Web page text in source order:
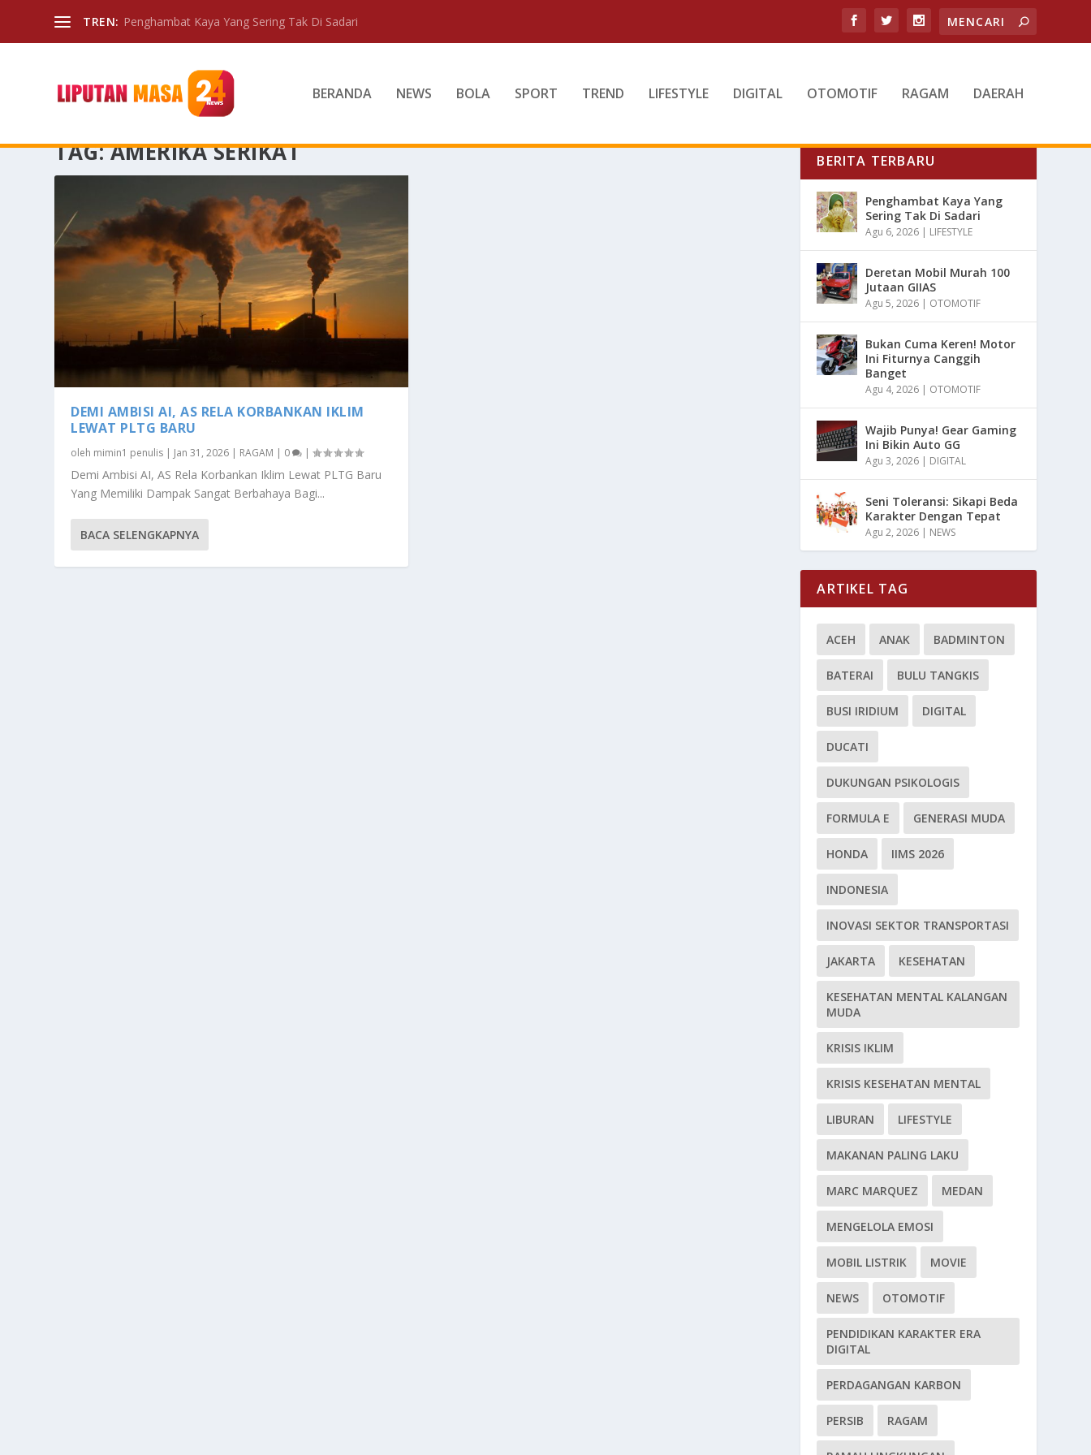
TREN: Penghambat Kaya Yang Sering Tak Di Sadari
BERANDA NEWS BOLA SPORT TREND LIFESTYLE DIGITAL OTOMOTIF RAGAM DAERAH
TAG:AMERIKA SERIKAT
DEMI AMBISI AI, AS RELA KORBANKAN IKLIM
LEWAT PLTG BARU
oleh mimin1 penulis | Jan 31, 2026 | RAGAM | 0 |
Demi Ambisi AI, AS Rela Korbankan Iklim Lewat PLTG Baru
Yang Memiliki Dampak Sangat Berbahaya Bagi...
BACA SELENGKAPNYA
BERITA TERBARU
Penghambat Kaya Yang
Sering Tak Di Sadari
Agu 6, 2026 | LIFESTYLE
Deretan Mobil Murah 100
Jutaan GIIAS
Agu 5, 2026 | OTOMOTIF
Bukan Cuma Keren! Motor
Ini Fiturnya Canggih
Banget
Agu 4, 2026 | OTOMOTIF
Wajib Punya! Gear Gaming
Ini Bikin Auto GG
Agu 3, 2026 | DIGITAL
Seni Toleransi: Sikapi Beda
Karakter Dengan Tepat
Agu 2, 2026 | NEWS
ARTIKEL TAG
ACEH ANAK BADMINTON
BATERAI BULU TANGKIS
BUSI IRIDIUM DIGITAL
DUCATI
DUKUNGAN PSIKOLOGIS
FORMULA E GENERASI MUDA
HONDA IIMS 2026
INDONESIA
INOVASI SEKTOR TRANSPORTASI
JAKARTA KESEHATAN
KESEHATAN MENTAL KALANGAN
MUDA
KRISIS IKLIM
KRISIS KESEHATAN MENTAL
LIBURAN LIFESTYLE
MAKANAN PALING LAKU
MARC MARQUEZ MEDAN
MENGELOLA EMOSI
MOBIL LISTRIK MOVIE
NEWS OTOMOTIF
PENDIDIKAN KARAKTER ERA
DIGITAL
PERDAGANGAN KARBON
PERSIB RAGAM